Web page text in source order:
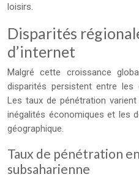
loisirs.
Disparités
d’internet
Malgré cette croissance
disparités persistent entre
Les taux de pénétration
inégalités économiques et les
géographique.
Taux de pénétration
subsaharienne